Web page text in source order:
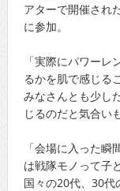
アターで開催され
に参加。
「実際にパワー
るかを肌で感じる
みなさんとも少し
じるのだと気合い
「会場に入った
は戦隊モノって子
国々の20代、30代